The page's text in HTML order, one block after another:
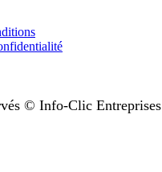
© Info-Clic Entreprises